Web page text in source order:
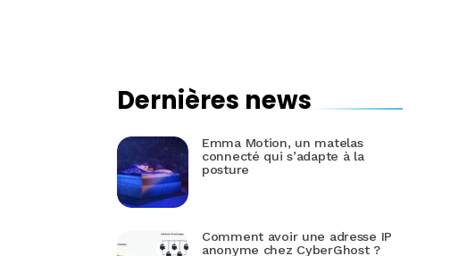
Dernières news
Emma Motion, un matelas
connecté qui s’adapte à la
posture
Comment avoir une adresse IP
anonyme chez CyberGhost ?